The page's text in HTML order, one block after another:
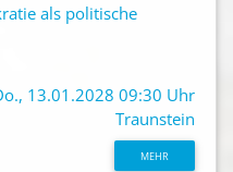
als politische
13.01.2028 09:30 Uhr
Traunstein
MEHR